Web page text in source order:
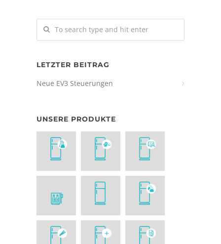
LETZTER BEITRAG
Neue EV3 Steuerungen
UNSERE PRODUKTE